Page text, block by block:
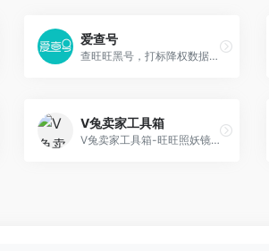
爱查号
查旺旺黑号，打标降权数据一目了然，让客户防骗不睬坑
V兔卖家工具箱
V兔卖家工具箱-旺旺照妖镜 黑号查询 旺旺强行打标 关键词卡首屏 生意参谋插件 淘宝卖家工具箱